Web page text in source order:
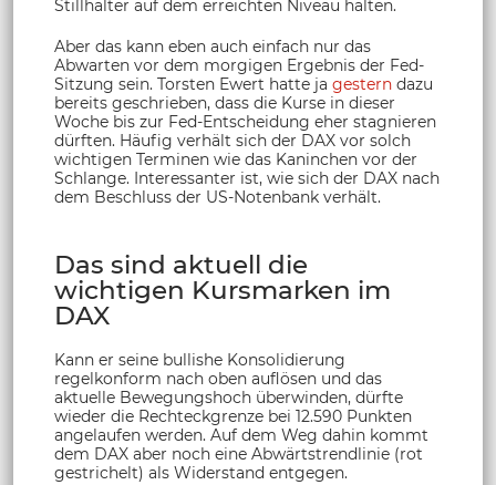
Stillhalter auf dem erreichten Niveau halten.
Aber das kann eben auch einfach nur das
Abwarten vor dem morgigen Ergebnis der Fed-
Sitzung sein. Torsten Ewert hatte ja gestern dazu
bereits geschrieben, dass die Kurse in dieser
Woche bis zur Fed-Entscheidung eher stagnieren
dürften. Häufig verhält sich der DAX vor solch
wichtigen Terminen wie das Kaninchen vor der
Schlange. Interessanter ist, wie sich der DAX nach
dem Beschluss der US-Notenbank verhält.
Das sind aktuell die
wichtigen Kursmarken im
DAX
Kann er seine bullishe Konsolidierung
regelkonform nach oben auflösen und das
aktuelle Bewegungshoch überwinden, dürfte
wieder die Rechteckgrenze bei 12.590 Punkten
angelaufen werden. Auf dem Weg dahin kommt
dem DAX aber noch eine Abwärtstrendlinie (rot
gestrichelt) als Widerstand entgegen.